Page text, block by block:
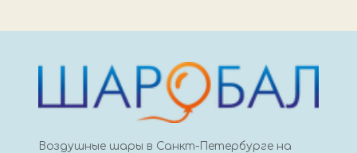
Воздушные шары в Санкт-Петербурге на